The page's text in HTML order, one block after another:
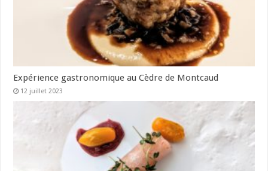
Expérience gastronomique au Cèdre de Montcaud
12 juillet 2023